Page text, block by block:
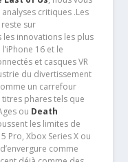
critiques .Les
sur
innovations les plus
16 et le
et casques VR
du divertissement
un carrefour
phares tels que
ou Death
les limites de
Pro, Xbox Series X ou
comme